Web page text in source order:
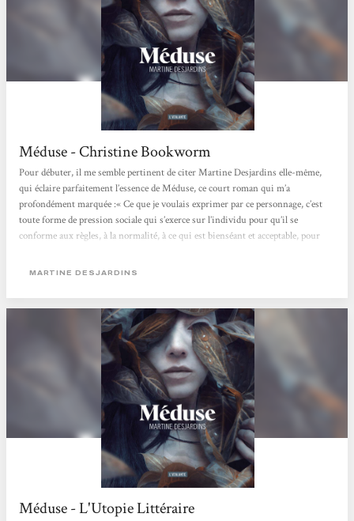
Méduse - Christine Bookworm
Pour débuter, il me semble pertinent de citer Martine Desjardins elle-même,
qui éclaire parfaitement l’essence de Méduse, ce court roman qui m’a
profondément marquée :« Ce que je voulais exprimer par ce personnage, c’est
toute forme de pression sociale qui s’exerce sur l’individu pour qu’il se
conforme aux règles, à la normalité, à ce qui est bienséant et acceptable, pour
peut pas y répondre et qu’il est écarté ? »Ce roman se distingue...
MARTINE DESJARDINS
Méduse - L'Utopie Littéraire